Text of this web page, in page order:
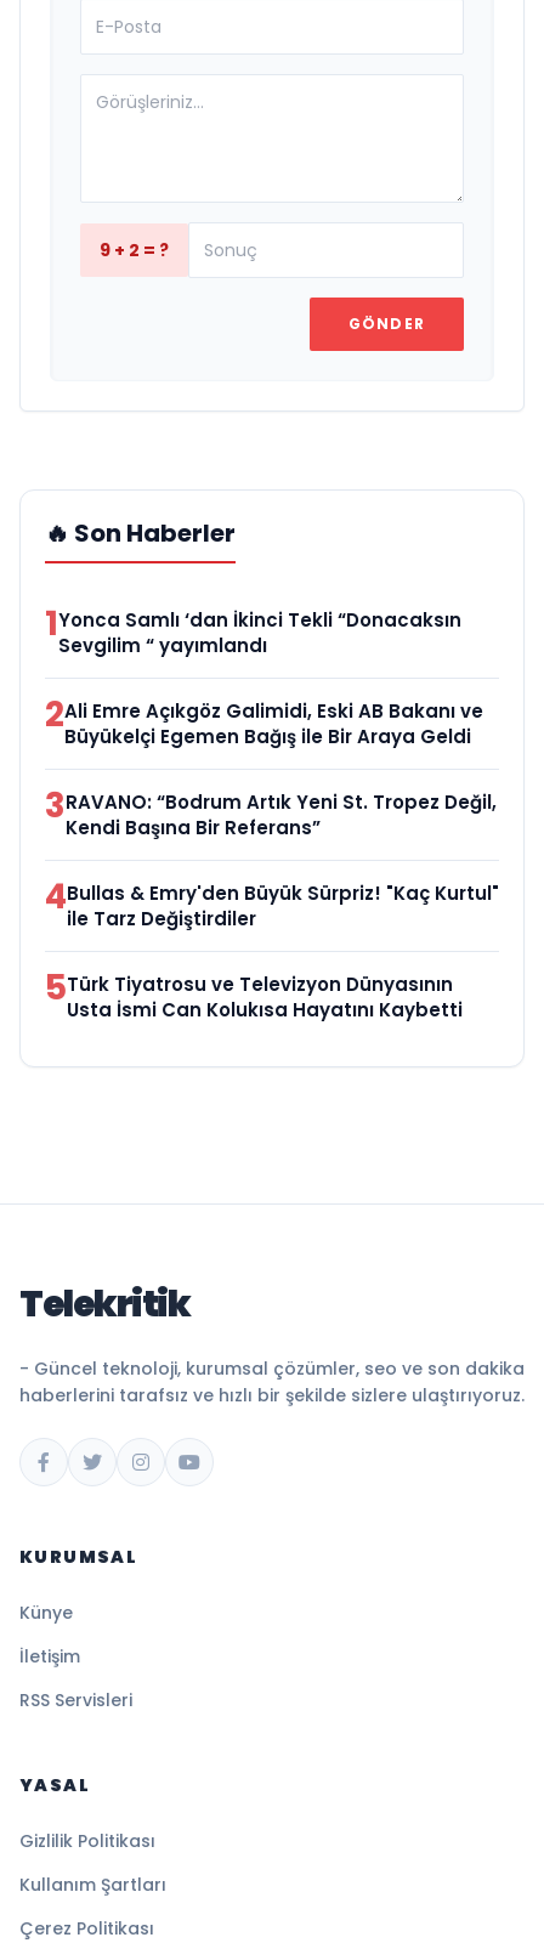
9 + 2 = ?
GÖNDER
🔥 Son Haberler
1Yonca Samlı ‘dan İkinci Tekli “Donacaksın
Sevgilim “ yayımlandı
2Ali Emre Açıkgöz Galimidi, Eski AB Bakanı ve
Büyükelçi Egemen Bağış ile Bir Araya Geldi
3RAVANO: “Bodrum Artık Yeni St. Tropez Değil,
Kendi Başına Bir Referans”
4Bullas & Emry'den Büyük Sürpriz! "Kaç Kurtul"
ile Tarz Değiştirdiler
5Türk Tiyatrosu ve Televizyon Dünyasının
Usta İsmi Can Kolukısa Hayatını Kaybetti
Telekritik
- Güncel teknoloji, kurumsal çözümler, seo ve son dakika
haberlerini tarafsız ve hızlı bir şekilde sizlere ulaştırıyoruz.
KURUMSAL
Künye
İletişim
RSS Servisleri
YASAL
Gizlilik Politikası
Kullanım Şartları
Çerez Politikası